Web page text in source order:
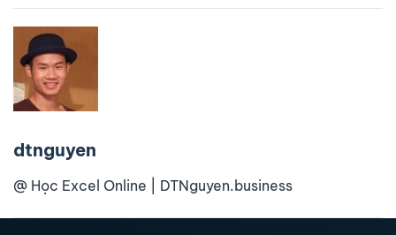
dtnguyen
@ Học Excel Online | DTNguyen.business